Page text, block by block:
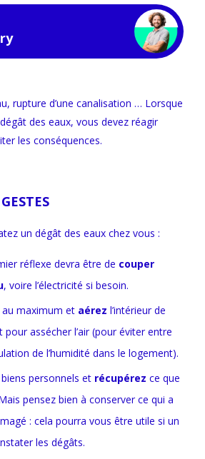
rupture d’une canalisation … Lorsque
des eaux, vous devez réagir
les conséquences.
un dégât des eaux chez vous :
réflexe devra être de couper
, voire l’électricité si besoin.
au maximum et aérez l’intérieur de
assécher l’air (pour éviter entre
de l’humidité dans le logement).
personnels et récupérez ce que
pensez bien à conserver ce qui a
: cela pourra vous être utile si un
les dégâts.